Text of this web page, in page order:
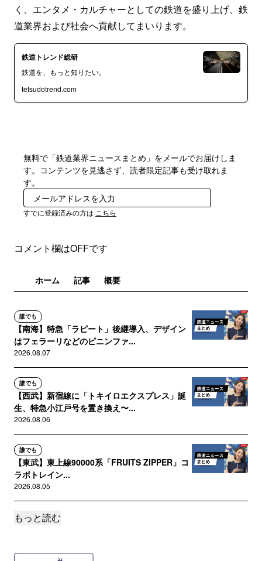
く、エンタメ・カルチャーとしての鉄道を盛り上げ、鉄
道業界および社会へ貢献してまいります。
鉄道トレンド総研
鉄道を、もっと知りたい。
tetsudotrend.com
無料で「鉄道業界ニュースまとめ」をメールでお届けしま
す。コンテンツを見逃さず、読者限定記事も受け取れま
す。
すでに登録済みの方は こちら
コメント欄はOFFです
ホーム 記事 概要
誰でも
【南海】特急「ラピート」後継導入、デザイン
はフェラーリなどのピニンファ...
2026.08.07
誰でも
【西武】新宿線に「トキイロエクスプレス」誕
生、特急小江戸号を置き換え〜...
2026.08.06
誰でも
【東武】東上線90000系「FRUITS ZIPPER」コ
ラボトレイン...
2026.08.05
誰でも
2026.08.04
もっと読む